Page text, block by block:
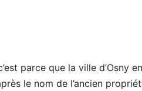
parce que la ville d’Osny
le nom de l’ancien